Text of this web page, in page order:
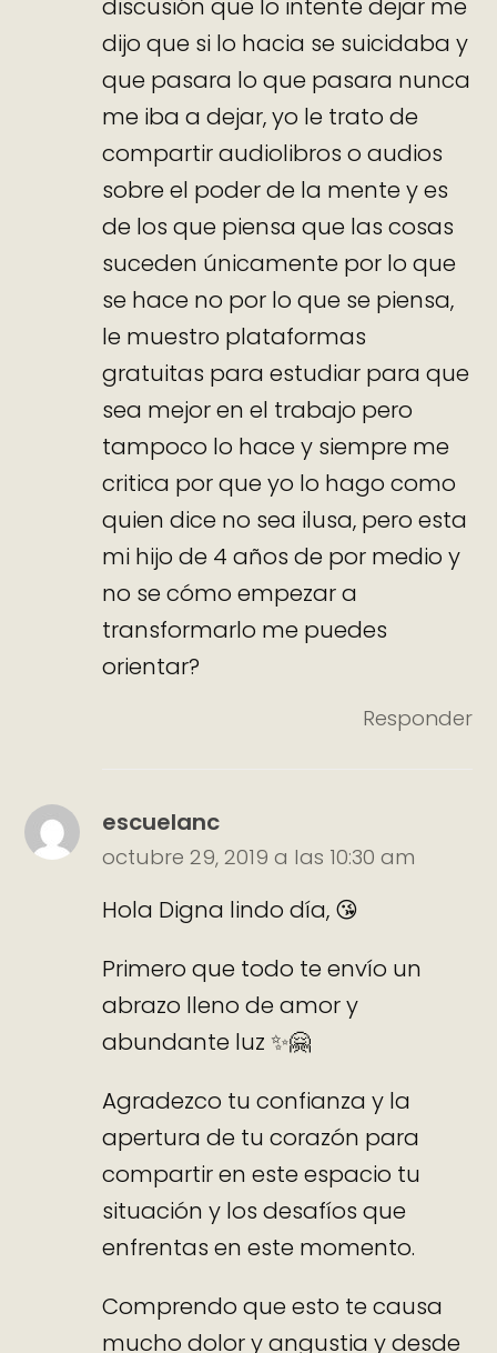
discusión que lo intente dejar me
dijo que si lo hacia se suicidaba y
que pasara lo que pasara nunca
me iba a dejar, yo le trato de
compartir audiolibros o audios
sobre el poder de la mente y es
de los que piensa que las cosas
suceden únicamente por lo que
se hace no por lo que se piensa,
le muestro plataformas
gratuitas para estudiar para que
sea mejor en el trabajo pero
tampoco lo hace y siempre me
critica por que yo lo hago como
quien dice no sea ilusa, pero esta
mi hijo de 4 años de por medio y
no se cómo empezar a
transformarlo me puedes
orientar?
Responder
escuelanc
octubre 29, 2019 a las 10:30 am
Hola Digna lindo día, 😘
Primero que todo te envío un
abrazo lleno de amor y
abundante luz ✨🤗
Agradezco tu confianza y la
apertura de tu corazón para
compartir en este espacio tu
situación y los desafíos que
enfrentas en este momento.
Comprendo que esto te causa
mucho dolor y angustia y desde